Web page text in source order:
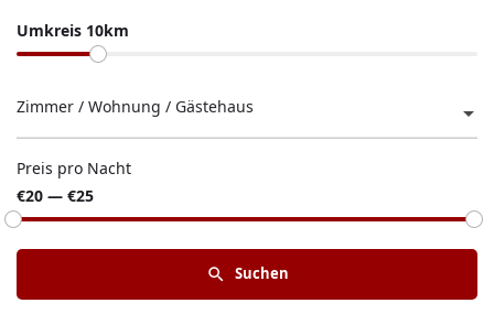
Umkreis 10km
Zimmer / Wohnung / Gästehaus
Preis pro Nacht
€20 — €25
Suchen